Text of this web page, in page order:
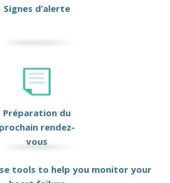
Signes d’alerte
Préparation du
prochain rendez-
vous
tools to help you monitor your